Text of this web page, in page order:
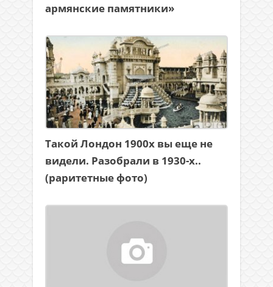
армянские памятники»
Такой Лондон 1900х вы еще не
видели. Разобрали в 1930-х..
(раритетные фото)